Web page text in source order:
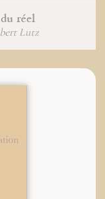
réel
Lutz